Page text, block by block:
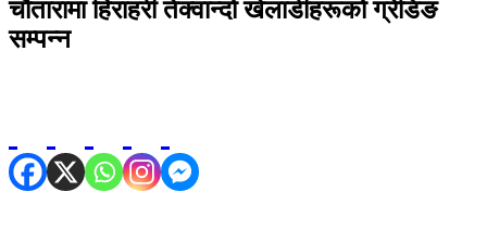
चौतारामा हिराहरी तेक्वान्दो खेलाडीहरूको ग्रेडिङ
सम्पन्न